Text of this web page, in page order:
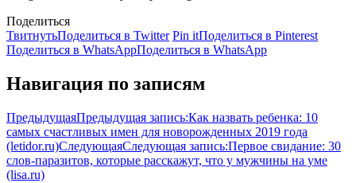
Поделиться
ТвитнутьПоделиться в Twitter Pin itПоделиться в Pinterest
Поделиться в WhatsAppПоделиться в WhatsApp
Навигация по записям
ПредыдущаяПредыдущая запись:Как назвать ребенка: 10
самых счастливых имен для новорожденных 2019 года
(letidor.ru)СледующаяСледующая запись:Первое свидание: 30
слов-паразитов, которые расскажут, что у мужчины на уме
(lisa.ru)